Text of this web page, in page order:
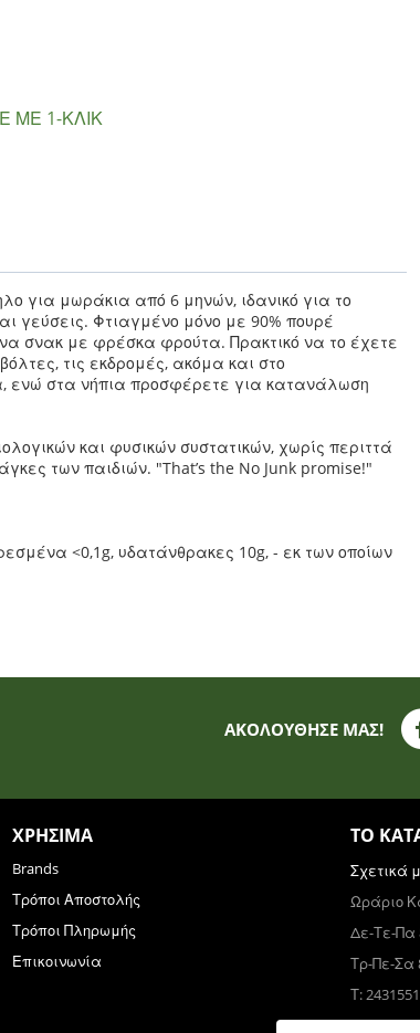
ΜΕ 1-ΚΛΙΚ
για μωράκια από 6 μηνών, ιδανικό για το
γεύσεις. Φτιαγμένο μόνο με 90% πουρέ
σνακ με φρέσκα φρούτα. Πρακτικό να το έχετε
τις εκδρομές, ακόμα και στο
ενώ στα νήπια προσφέρετε για κατανάλωση
και φυσικών συστατικών, χωρίς περιττά
των παιδιών. "That’s the No Junk promise!"
<0,1g, υδατάνθρακες 10g, - εκ των οποίων
ΑΚΟΛΟΥΘΗΣΈ ΜΑΣ!
ΧΡΉΣΙΜΑ
Brands
Τρόποι Αποστολής
Τρόποι Πληρωμής
Επικοινωνία
ΤΟ
Σχετικά
Ωράριο
Δε-Τε-Πα
Τρ-Πε-Σα
Τ: